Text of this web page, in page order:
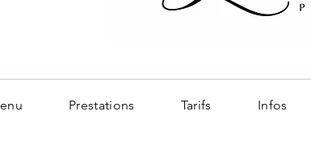
Prestations Tarifs Infos